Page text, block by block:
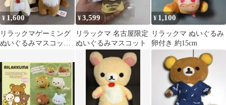
¥ 1,600
リラックマゲーミング
ぬいぐるみマスコット2
¥3,599
リラックマ 名古屋限定
ぬいぐるみマスコット
¥ 1,100
リラックマ ぬいぐるみ
卵付き 約15cm